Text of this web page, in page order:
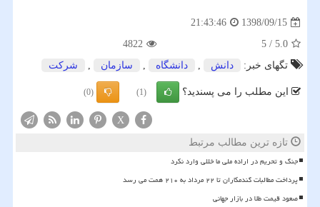
1398/09/15
21:43:46
5.0
/
5
4822
تگهای خبر:
دانش , دانشگاه , سازمان , شركت
این مطلب را می پسندید؟ (1)
(0)
X
تازه ترین مطالب مرتبط
جنگ و تحریم در اراده ملی ما خللی وارد نکرد
پرداخت مطالبات گندمکاران تا ۲۲ مرداد به ۲۱۰ همت می رسد
صعود قیمت طلا در بازار جهانی